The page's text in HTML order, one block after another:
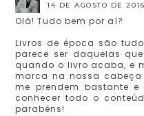
14 DE AGOSTO DE
Olá! Tudo bem por aí?
Livros de época são
parece ser daquelas
quando o livro acaba, e
marca na nossa cabeça
me prendem bastante
conhecer todo o
parabéns!